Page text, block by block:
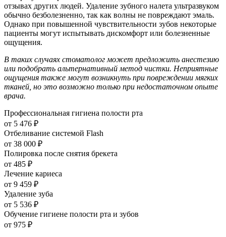
отзывах других людей. Удаление зубного налета ультразвуком
обычно безболезненно, так как волны не повреждают эмаль.
Однако при повышенной чувствительности зубов некоторые
пациенты могут испытывать дискомфорт или болезненные
ощущения.
В таких случаях стоматолог может предложить анестезию
или подобрать альтернативный метод чистки. Неприятные
ощущения также могут возникнуть при повреждении мягких
тканей, но это возможно только при недостаточном опыте
врача.
Профессиональная гигиена полости рта
от 5 476 ₽
Отбеливание системой Flash
от 38 000 ₽
Полировка после снятия брекета
от 485 ₽
Лечение кариеса
от 9 459 ₽
Удаление зуба
от 5 536 ₽
Обучение гигиене полости рта и зубов
от 975 ₽